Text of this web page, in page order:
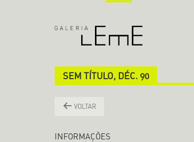
SEM TÍTULO, DÉC. 90
VOLTAR
INFORMAÇÕES